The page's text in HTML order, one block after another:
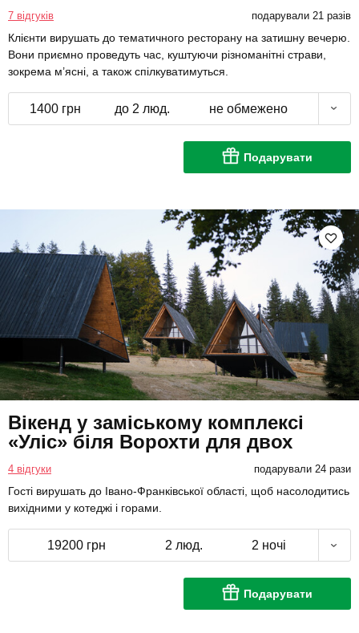
7 відгуків подарували 21 разів
Клієнти вирушать до тематичного ресторану на затишну вечерю.
Вони приємно проведуть час, куштуючи різноманітні страви,
зокрема м’ясні, а також спілкуватимуться.
1400 грн до 2 люд. не обмежено
Подарувати
Вікенд у заміському комплексі
«Уліс» біля Ворохти для двох
4 відгуки подарували 24 рази
Гості вирушать до Івано-Франківської області, щоб насолодитись
вихідними у котеджі і горами.
19200 грн 2 люд. 2 ночі
Подарувати